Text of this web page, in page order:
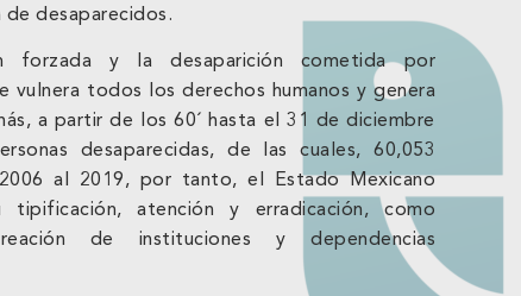
desaparecidos.
forzada y la desaparición cometida por
vulnera todos los derechos humanos y genera
a partir de los 60´ hasta el 31 de diciembre
desaparecidas, de las cuales, 60,053
al 2019, por tanto, el Estado Mexicano
tipificación, atención y erradicación, como
de instituciones y dependencias